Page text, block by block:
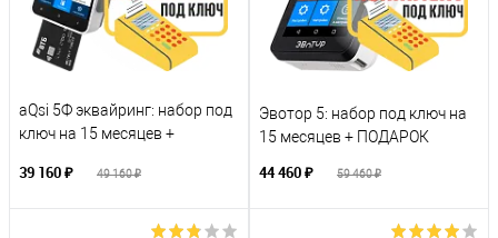
aQsi 5Ф эквайринг: набор под
ключ на 15 месяцев +
39 160 ₽ 49 160 ₽
Эвотор 5: набор под ключ на
15 месяцев + ПОДАРОК
44 460 ₽ 59 460 ₽